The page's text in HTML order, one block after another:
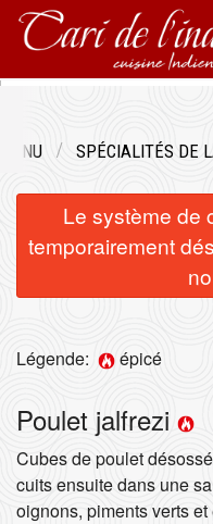
Emplacement
Panier (0)
SPÉCIALITÉS DE
Le système de
temporairement
Légende: épicé
Poulet jalfrezi
Cubes de poulet
cuits ensuite dans une
oignons, piments verts et